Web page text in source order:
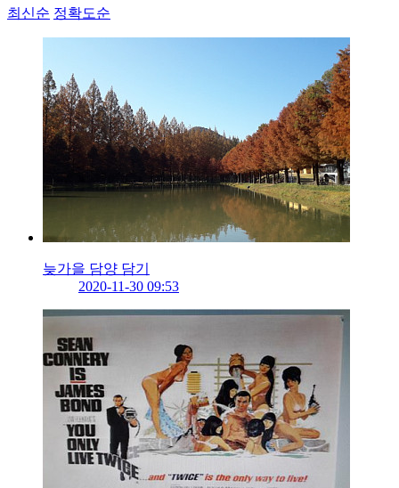
최신순 정확도순
늦가을 담양 담기
2020-11-30 09:53